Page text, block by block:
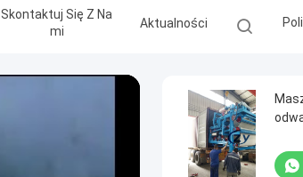
Skontaktuj Się Z Na
Mi
Aktualności